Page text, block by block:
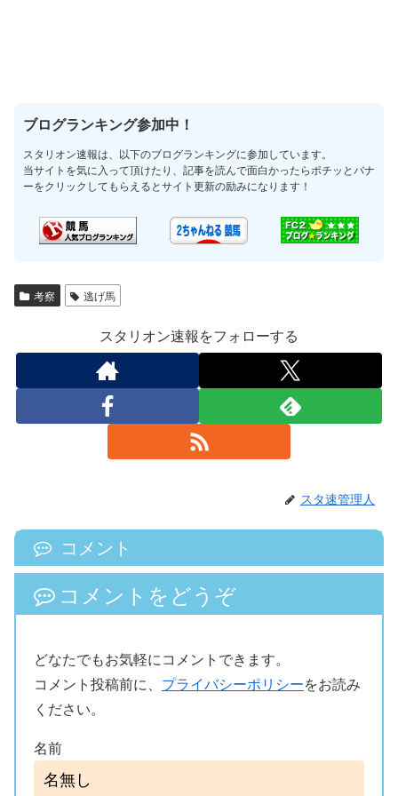
ブログランキング参加中！
スタリオン速報は、以下のブログランキングに参加しています。
当サイトを気に入って頂けたり、記事を読んで面白かったらポチッとバナ
ーをクリックしてもらえるとサイト更新の励みになります！
考察 逃げ馬
スタリオン速報をフォローする
スタ速管理人
コメント
コメントをどうぞ
どなたでもお気軽にコメントできます。
コメント投稿前に、 プライバシーポリシーをお読み
ください。
名前